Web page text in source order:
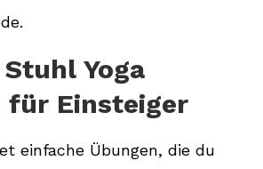
Yoga
für Einsteiger
einfache Übungen, die du